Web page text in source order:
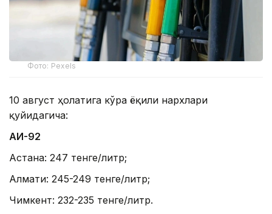
Фото: Pexels
10 август ҳолатига кўра ёқилғи нархлари
қуйидагича:
АИ-92
Астана: 247 тенге/литр;
Алмати: 245-249 тенге/литр;
Чимкент: 232-235 тенге/литр.